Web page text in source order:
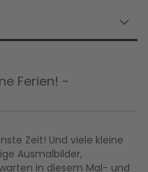
Ferien! -
Zeit! Und viele kleine
Ausmalbilder,
in diesem Mal- und